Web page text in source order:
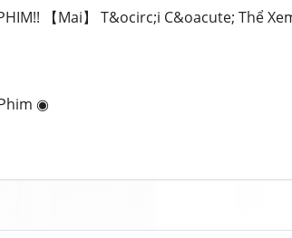
【Mai】 T&ocirc;i C&oacute; Thể
◉